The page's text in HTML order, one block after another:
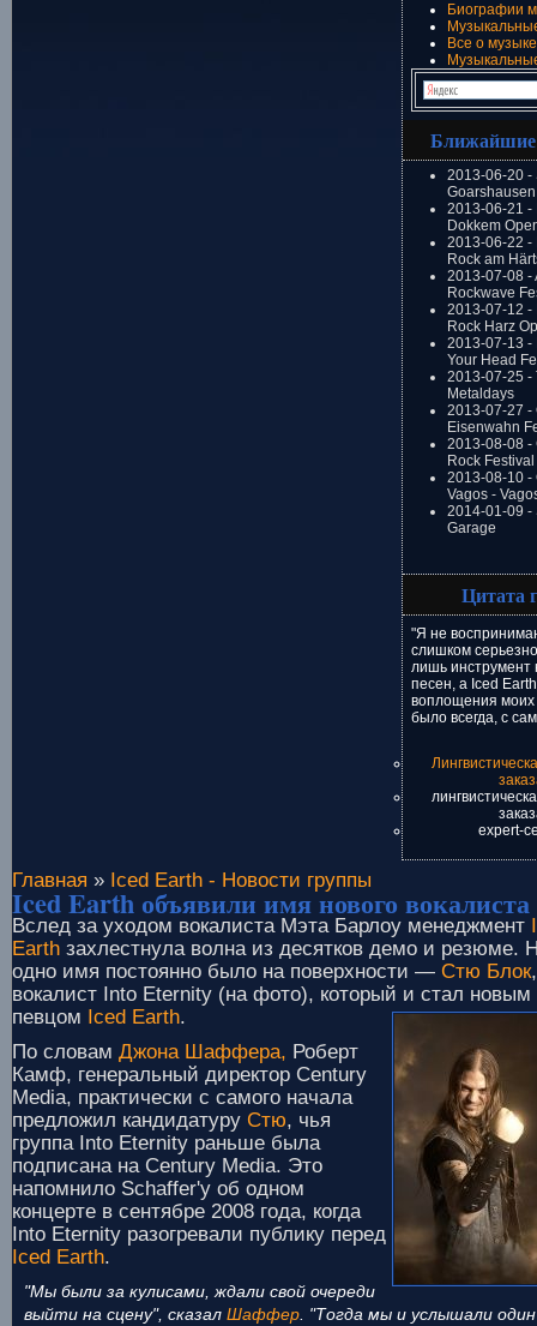
Биографии
Все о музыке
2013-06-20 -
2013-06-21 -
Dokkem
2013-06-22 -
Rock am
2013-07-08 -
Rockwave
2013-07-12 -
Rock Harz
2013-07-13 -
Your Head
2013-07-25 -
Metaldays
2013-07-27 -
Eisenwahn
2013-08-08 -
Rock Festival
2013-08-10 -
Vagos -
2014-01-09 -
Garage
Цитата
"Я не
слишком
лишь инструмент
песен, а Iced
воплощения моих
было всегда, с
expert-
Главная » Iced Earth - Новости группы
Iced Earth объявили имя нового вокалиста
Вслед за уходом вокалиста Мэта Барлоу менеджмент
Earth захлестнула волна из десятков демо и резюме.
одно имя постоянно было на поверхности — Стю Блок,
вокалист Into Eternity (на фото), который и стал новым
певцом Iced Earth.
По словам Джона Шаффера, Роберт
Камф, генеральный директор Century
Media, практически с самого начала
предложил кандидатуру Стю, чья
группа Into Eternity раньше была
подписана на Century Media. Это
напомнило Schaffer'у об одном
концерте в сентябре 2008 года, когда
Into Eternity разогревали публику перед
Iced Earth.
"Мы были за кулисами, ждали свой очереди
выйти на сцену", сказал Шаффер . "Тогда мы и услышали